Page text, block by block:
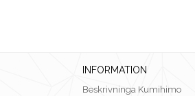
INFORMATION
Beskrivninga Kumihimo